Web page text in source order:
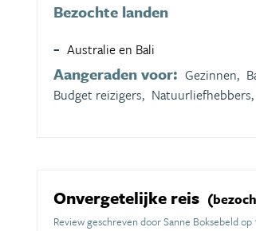
Bezochte landen
Australie en Bali
Aangeraden voor: Gezinnen,
Budget reizigers, Natuurliefhebbers,
Onvergetelijke reis
Review geschreven door Sanne Boksebeld op